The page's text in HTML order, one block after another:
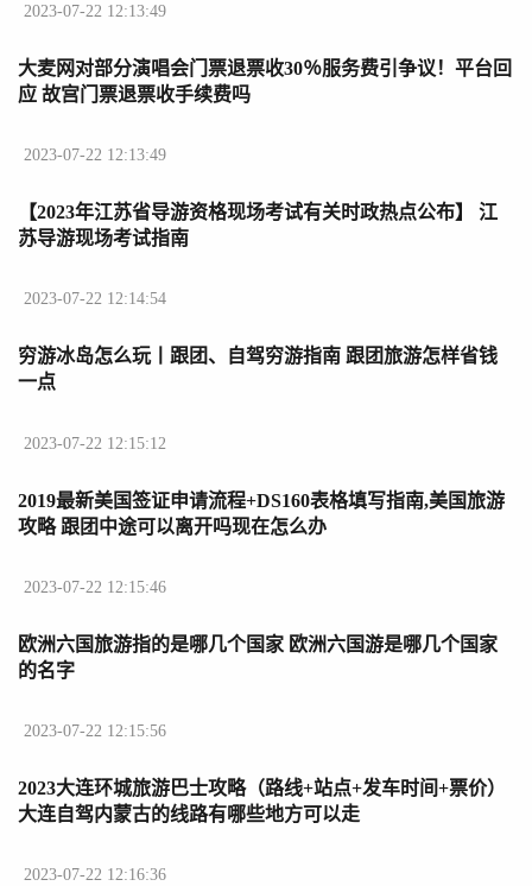
2023-07-22 12:13:49
大麦网对部分演唱会门票退票收30％服务费引争议！平台回
应 故宫门票退票收手续费吗
2023-07-22 12:13:49
【2023年江苏省导游资格现场考试有关时政热点公布】 江
苏导游现场考试指南
2023-07-22 12:14:54
穷游冰岛怎么玩丨跟团、自驾穷游指南 跟团旅游怎样省钱
一点
2023-07-22 12:15:12
2019最新美国签证申请流程+DS160表格填写指南,美国旅游
攻略 跟团中途可以离开吗现在怎么办
2023-07-22 12:15:46
欧洲六国旅游指的是哪几个国家 欧洲六国游是哪几个国家
的名字
2023-07-22 12:15:56
2023大连环城旅游巴士攻略（路线+站点+发车时间+票价）
大连自驾内蒙古的线路有哪些地方可以走
2023-07-22 12:16:36